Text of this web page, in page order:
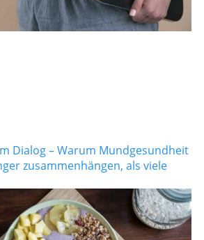
Dialog – Warum Mundgesundheit
zusammenhängen, als viele